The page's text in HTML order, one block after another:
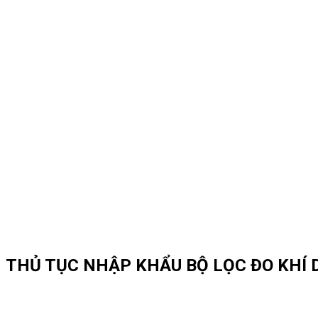
THỦ TỤC NHẬP KHẨU BỘ LỌC ĐO KHÍ